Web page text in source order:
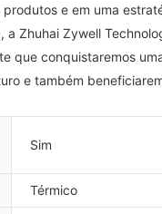
produtos e em uma
a Zhuhai Zywell
que conquistaremos
e também
Sim
Térmico